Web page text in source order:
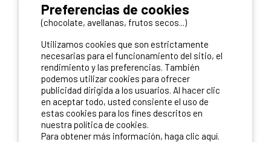
ME INSCRIBO
NUESTROS PARTNERS
Preferencias de cookies
(chocolate, avellanas, frutos secos...)
Utilizamos cookies que son estrictamente
necesarias para el funcionamiento del sitio, el
rendimiento y las preferencias. También
podemos utilizar cookies para ofrecer
publicidad dirigida a los usuarios. Al hacer clic
en aceptar todo, usted consiente el uso de
estas cookies para los fines descritos en
nuestra política de cookies.
Para obtener más información, haga clic aquí.